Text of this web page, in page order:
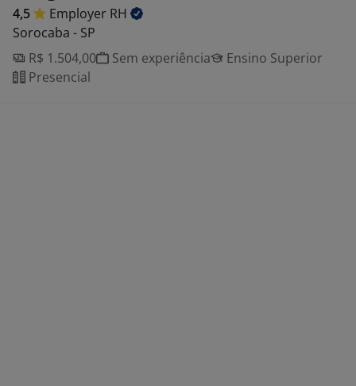
4,5 Employer RH
Sorocaba - SP
R$ 1.504,00
Sem experiência
Ensino Superior
Presencial